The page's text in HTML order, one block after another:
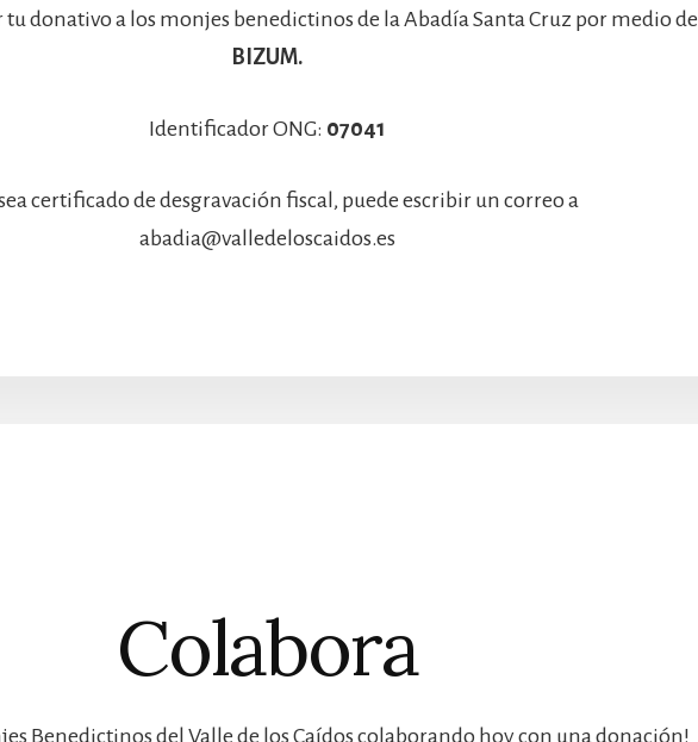
tu donativo a los monjes benedictinos de la Abadía Santa Cruz por medio de
BIZUM.
Identificador ONG: 07041
certificado de desgravación fiscal, puede escribir un correo a
abadia@valledeloscaidos.es
Colabora
Benedictinos del Valle de los Caídos colaborando hoy con una donación!